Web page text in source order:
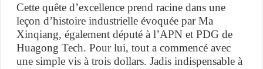
Cette quête d’excellence prend racine dans une
leçon d’histoire industrielle évoquée par Ma
Xinqiang, également député à l’APN et PDG de
Huagong Tech. Pour lui, tout a commencé avec
une simple vis à trois dollars. Jadis indispensable à